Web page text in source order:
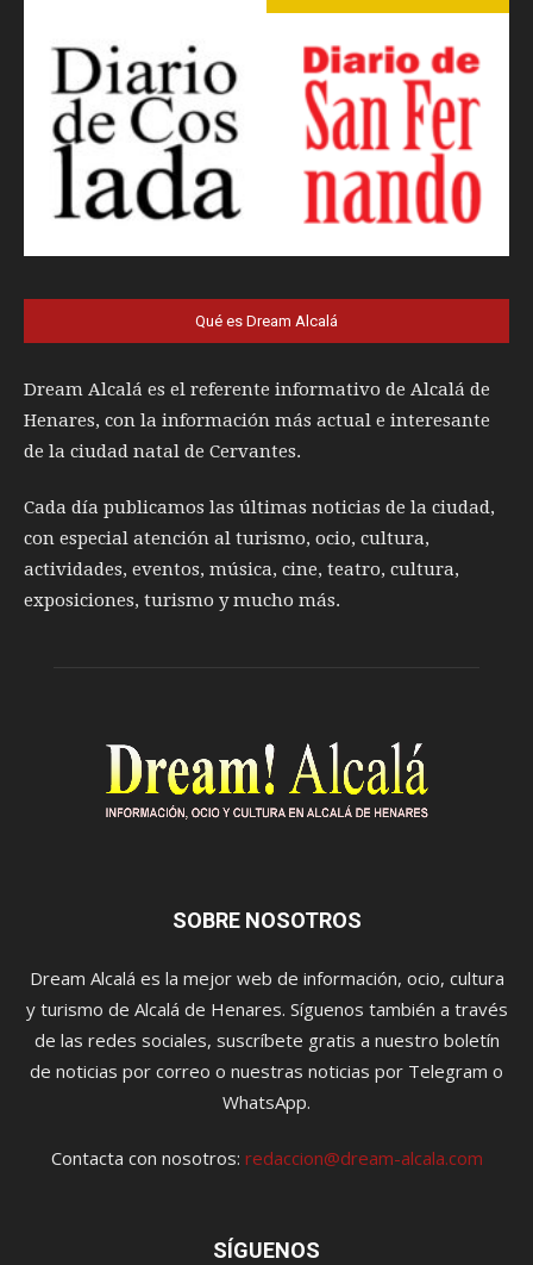
Qué es Dream Alcalá
Dream Alcalá es el referente informativo de Alcalá de
Henares, con la información más actual e interesante
de la ciudad natal de Cervantes.
Cada día publicamos las últimas noticias de la ciudad,
con especial atención al turismo, ocio, cultura,
actividades, eventos, música, cine, teatro, cultura,
exposiciones, turismo y mucho más.
SOBRE NOSOTROS
Dream Alcalá es la mejor web de información, ocio, cultura
y turismo de Alcalá de Henares. Síguenos también a través
de las redes sociales, suscríbete gratis a nuestro boletín
de noticias por correo o nuestras noticias por Telegram o
WhatsApp.
Contacta con nosotros: redaccion@dream-alcala.com
SÍGUENOS